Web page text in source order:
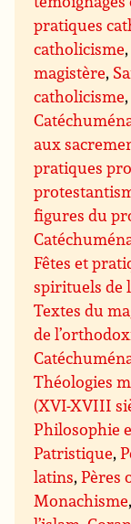
pratiques
catholicisme
magistère,
catholicisme
aux
pratiques
figures du
Fêtes et
spirituels de
Textes du
de
Théologies
(XVI-XVIII
Philosophie
Patristique,
latins,Pères
Monachisme,